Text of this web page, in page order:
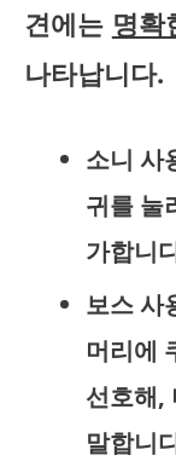
견에는 명확
나타납니다.
소니 사
귀를 눌
가합니
보스 사
머리에
선호해,
말합니